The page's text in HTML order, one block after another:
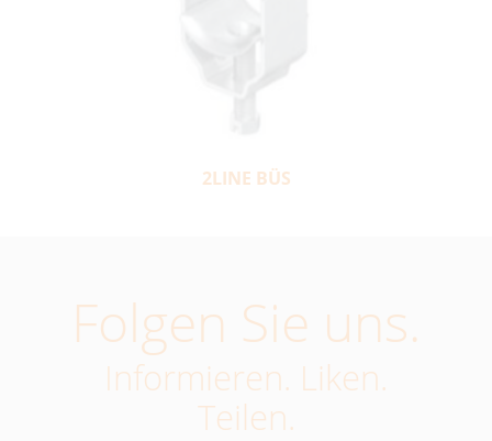
2LINE BÜS
Folgen Sie uns.
Informieren. Liken.
Teilen.